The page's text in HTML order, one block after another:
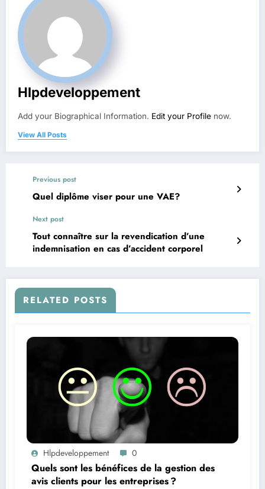
Hlpdeveloppement
Add your Biographical Information. Edit your Profile now.
View All Posts
Previous post
Quel diplôme viser pour une VAE?
Next post
Tout connaître sur la revendication d’une
indemnisation en cas d’accident corporel
RELATED POSTS
Hlpdeveloppement 0
Quels sont les bénéfices de la gestion des
avis clients pour les entreprises ?